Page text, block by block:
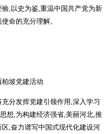
,以史为鉴,重温中国共产党为新
命的充分理解。
坡党建活动
分发挥党建引领作用,深入学习
想,为构建经济强省,美丽河北,推
,奋力谱写中国式现代化建设河